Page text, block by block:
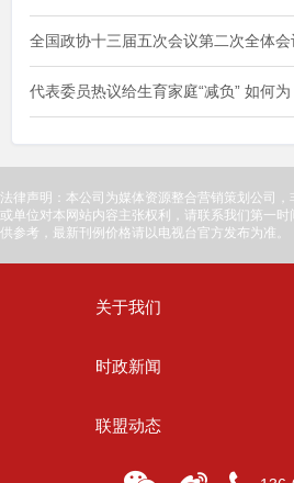
全国政协十三届五次会议第二次全体会
代表委员热议给生育家庭“减负” 如何为
法律声明：本公司为媒体资源整合营销策划公司
或单位对本网站内容主张权利，请联系我们第一
供参考，最新刊例价格请以电视台官方发布为准。
关于我们
时政新闻
联盟动态